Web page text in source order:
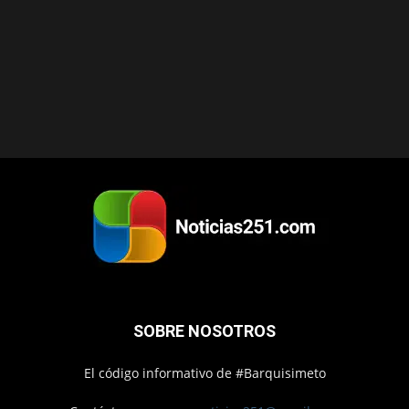
SOBRE NOSOTROS
El código informativo de #Barquisimeto